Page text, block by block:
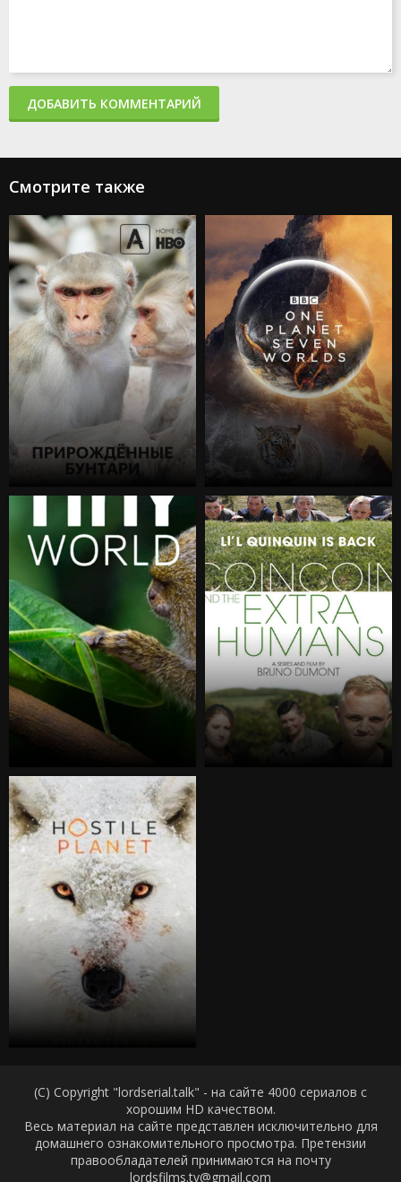
ДОБАВИТЬ КОММЕНТАРИЙ
Смотрите также
(C) Copyright "lordserial.talk" - на сайте 4000 сериалов с
хорошим HD качеством.
Весь материал на сайте представлен исключительно для
домашнего ознакомительного просмотра. Претензии
правообладателей принимаются на почту
lordsfilms.tv@gmail.com